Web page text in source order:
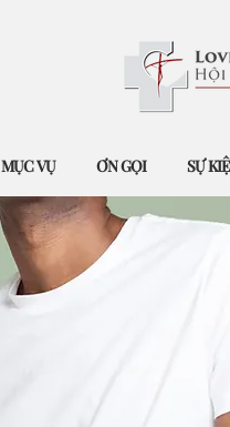
MỤC VỤ ƠN GỌI SỰ